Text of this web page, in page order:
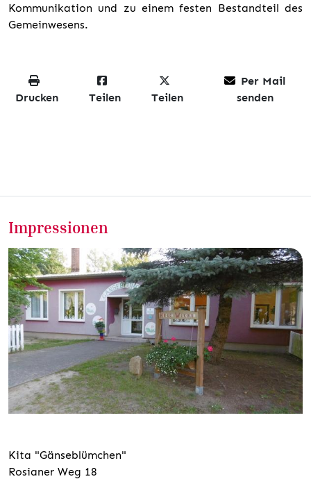
Kommunikation und zu einem festen Bestandteil des
Gemeinwesens.
Drucken Teilen Teilen
Per Mail
senden
Impressionen
Kita "Gänseblümchen"
Rosianer Weg 18